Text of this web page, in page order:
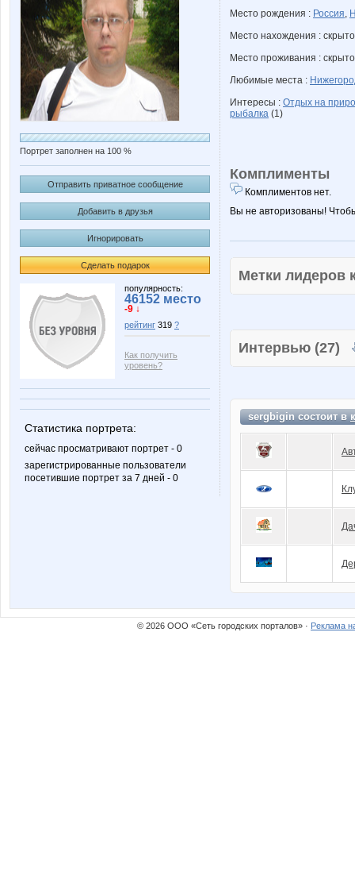
Портрет заполнен на 100 %
Отправить приватное сообщение
Добавить в друзья
Игнорировать
Сделать подарок
популярность:
46152 место
-9 ↓
рейтинг 319 ?
Как получить
уровень?
Статистика портрета:
сейчас просматривают портрет - 0
зарегистрированные пользователи
посетившие портрет за 7 дней - 0
Место рождения : Россия,
Место нахождения : скрыто
Место проживания : скрыто
Любимые места :
Интересы : Отдых на
рыбалка (1)
Комплименты
Комплиментов нет.
Вы не авторизованы!
Метки
Интервью (27)
sergbigin состоит в
© 2026 ООО «Сеть городских порталов» · Реклама